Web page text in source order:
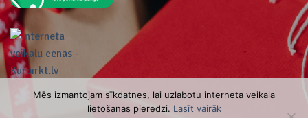
Mēs izmantojam sīkdatnes, lai uzlabotu interneta veikala
lietošanas pieredzi. Lasīt vairāk